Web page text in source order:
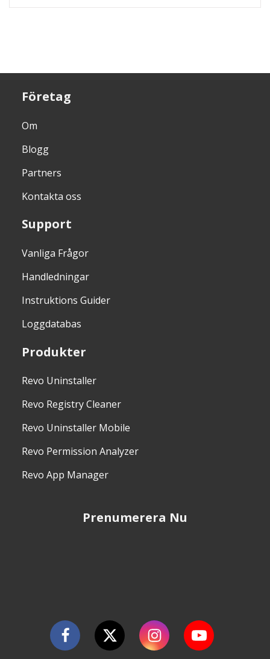
Företag
Om
Blogg
Partners
Kontakta oss
Support
Vanliga Frågor
Handledningar
Instruktions Guider
Loggdatabas
Produkter
Revo Uninstaller
Revo Registry Cleaner
Revo Uninstaller Mobile
Revo Permission Analyzer
Revo App Manager
Prenumerera Nu